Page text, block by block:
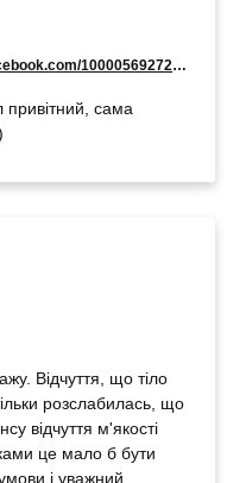
https://www.facebook.com/100005692725512
сама
Відчуття, що тіло
розслабилась, що
відчуття м'якості
це мало б бути
і уважний